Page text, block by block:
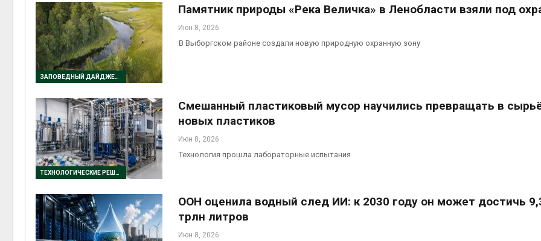
ЗАПОВЕДНЫЙ ДАЙДЖЕСТ
Памятник природы «Река Величка» в Ленобласти взяли под
Июн 8, 2026
В Выборгском районе создали новую природную охранную зону
ТЕХНОЛОГИЧЕСКИЕ РЕШЕНИЯ
Смешанный пластиковый мусор научились превращать в
новых пластиков
Июн 8, 2026
Технология прошла лабораторные испытания
ООН оценила водный след ИИ: к 2030 году он может достичь
трлн литров
Июн 8, 2026